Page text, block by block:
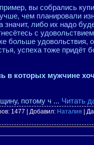
вы собрались
чем планировали
значит, либо их надо
с
больше удовольствия,
успеха тоже придёт
в которых мужчине
потому ч ... Читать
1477 | Добавил: Наталия |